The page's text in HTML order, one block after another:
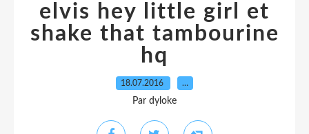
elvis hey little girl et
shake that tambourine
hq
18.07.2016 …
Par dyloke